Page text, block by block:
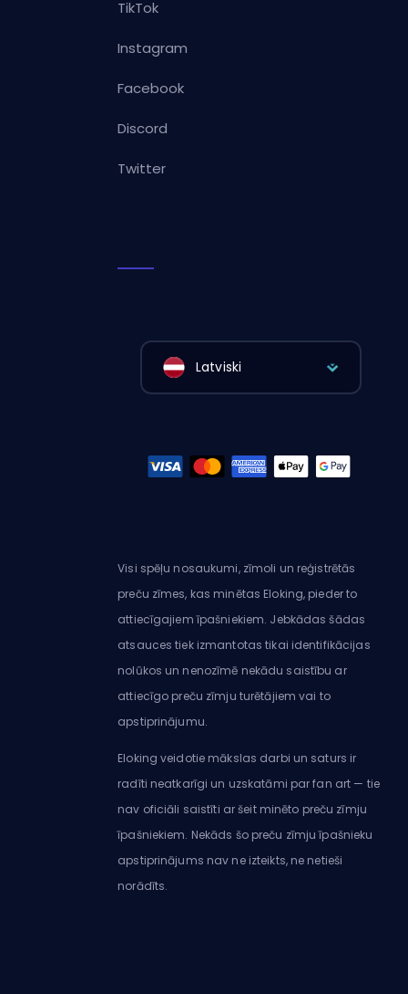
TikTok
Instagram
Facebook
Discord
Twitter
Latviski
Visi spēļu nosaukumi, zīmoli un reģistrētās
preču zīmes, kas minētas Eloking, pieder to
attiecīgajiem īpašniekiem. Jebkādas šādas
atsauces tiek izmantotas tikai identifikācijas
nolūkos un nenozīmē nekādu saistību ar
attiecīgo preču zīmju turētājiem vai to
apstiprinājumu.
Eloking veidotie mākslas darbi un saturs ir
radīti neatkarīgi un uzskatāmi par fan art — tie
nav oficiāli saistīti ar šeit minēto preču zīmju
īpašniekiem. Nekāds šo preču zīmju īpašnieku
apstiprinājums nav ne izteikts, ne netieši
norādīts.